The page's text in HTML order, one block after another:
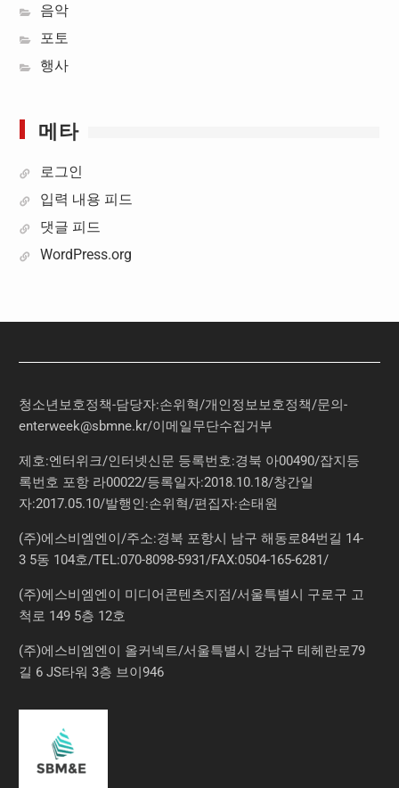
음악
포토
행사
메타
로그인
입력 내용 피드
댓글 피드
WordPress.org
청소년보호정책-담당자:손위혁/개인정보보호정책/문의-
enterweek@sbmne.kr/이메일무단수집거부
제호:엔터위크/인터넷신문 등록번호:경북 아00490/잡지등
록번호 포항 라00022/등록일자:2018.10.18/창간일
자:2017.05.10/발행인:손위혁/편집자:손태원
(주)에스비엠엔이/주소:경북 포항시 남구 해동로84번길 14-
3 5동 104호/TEL:070-8098-5931/FAX:0504-165-6281/
(주)에스비엠엔이 미디어콘텐츠지점/서울특별시 구로구 고
척로 149 5층 12호
(주)에스비엠엔이 올커넥트/서울특별시 강남구 테헤란로79
길 6 JS타워 3층 브이946